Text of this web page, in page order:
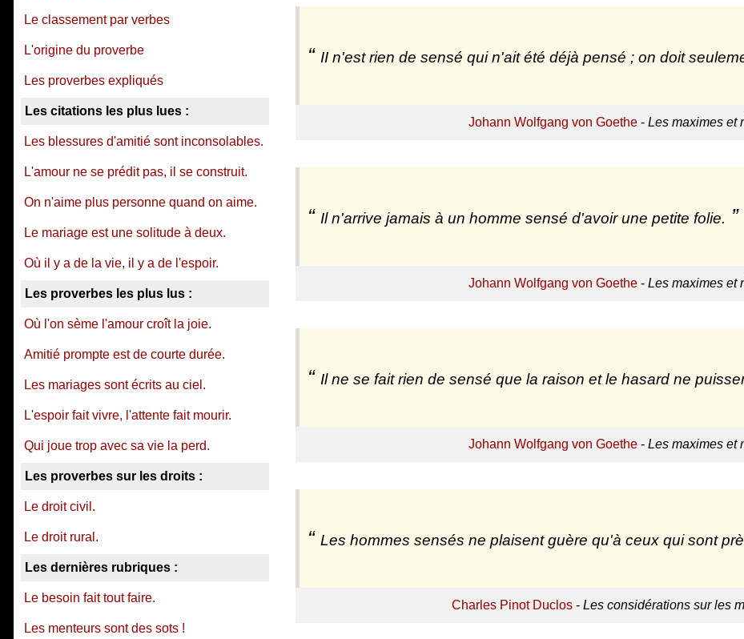
II n'est rien de sensé qui n'ait été déjà pensé ; on doit
Johann Wolfgang von Goethe - Les maximes et
Il n'arrive jamais à un homme sensé d'avoir une petite folie.
Johann Wolfgang von Goethe - Les maximes et
Il ne se fait rien de sensé que la raison et le hasard ne
Johann Wolfgang von Goethe - Les maximes et
Les hommes sensés ne plaisent guère qu'à ceux qui sont
Charles Pinot Duclos- Les considérations sur les
Le classement par verbes
L'origine du proverbe
Les proverbes expliqués
Les citations les plus lues :
Les blessures d'amitié sont inconsolables.
L'amour ne se prédit pas, il se construit.
On n'aime plus personne quand on aime.
Le mariage est une solitude à deux.
Où il y a de la vie, il y a de l'espoir.
Les proverbes les plus lus :
Où l'on sème l'amour croît la joie.
Amitié prompte est de courte durée.
Les mariages sont écrits au ciel.
L'espoir fait vivre, l'attente fait mourir.
Qui joue trop avec sa vie la perd.
Les proverbes sur les droits :
Le droit civil.
Le droit rural.
Les dernières rubriques :
Le besoin fait tout faire.
Les menteurs sont des sots !